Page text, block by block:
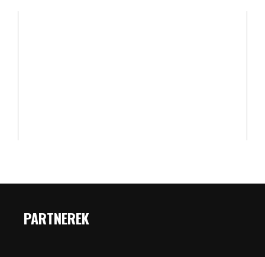
PARTNEREK